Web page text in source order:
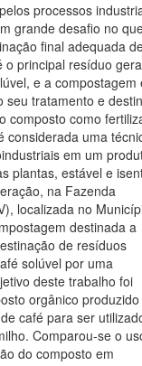
processos
grande desafio no
final adequada
o principal resíduo
e a compostagem
seu tratamento e
composto como
considerada uma
em um
plantas, estável e
na Fazenda
localizada no
destinada a
de resíduos
solúvel por uma
deste trabalho foi
orgânico
café para ser
Comparou-se o
do composto em